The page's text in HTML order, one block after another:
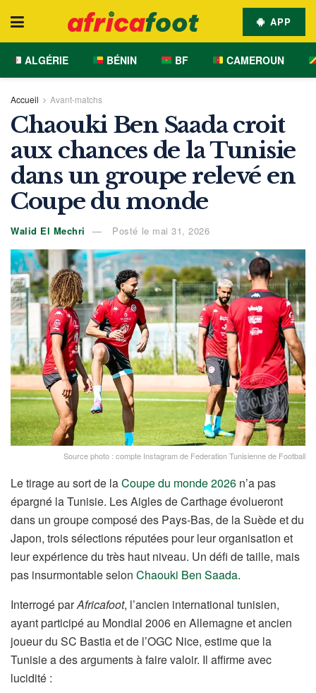
APP
ALGÉRIE BÉNIN BF CAMEROUN
Accueil Avant-matchs
Chaouki Ben Saada croit
aux chances de la Tunisie
dans un groupe relevé en
Coupe du monde
Walid El Mechri Posté le mai 31, 2026
Source photo : compte Instagram de Federation Tunisienne de Football
Le tirage au sort de laCoupe du monde 2026 n’a pas
épargné la Tunisie. Les Aigles de Carthage évolueront
dans un groupe composé des Pays-Bas, de la Suède et du
Japon, trois sélections réputées pour leur organisation et
leur expérience du très haut niveau. Un défi de taille, mais
pas insurmontable selon Chaouki Ben Saada.
Interrogé parAfricafoot, l’ancien international tunisien,
ayant participé au Mondial 2006 en Allemagne et ancien
joueur du SC Bastia et de l’OGC Nice, estime que la
Tunisie a des arguments à faire valoir. Il affirme avec
lucidité :